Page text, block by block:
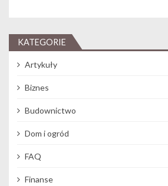
KATEGORIE
Artykuły
Biznes
Budownictwo
Dom i ogród
FAQ
Finanse